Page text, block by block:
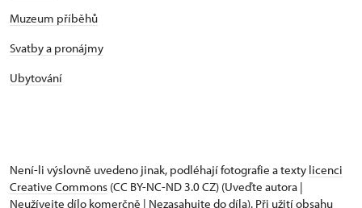
Muzeum příběhů
Svatby a pronájmy
Ubytování
Není-li výslovně uvedeno jinak, podléhají fotografie a texty licenci
Creative Commons (CC BY-NC-ND 3.0 CZ) (Uveďte autora |
Neužívejte dílo komerčně | Nezasahujte do díla). Při užití obsahu